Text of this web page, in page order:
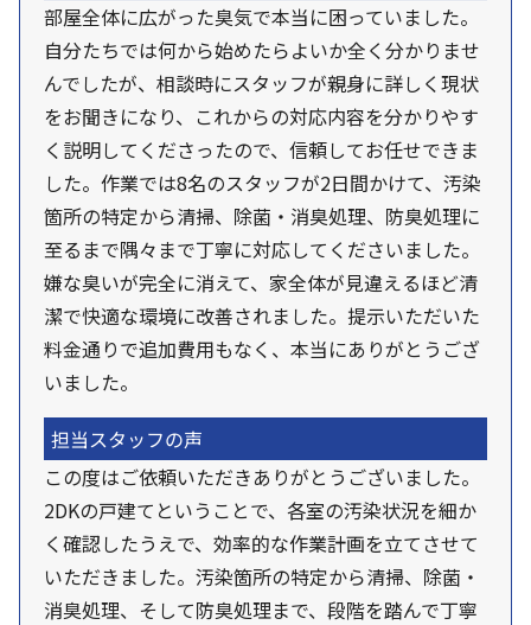
部屋全体に広がった臭気で本当に困っていました。
自分たちでは何から始めたらよいか全く分かりませ
んでしたが、相談時にスタッフが親身に詳しく現状
をお聞きになり、これからの対応内容を分かりやす
く説明してくださったので、信頼してお任せできま
した。作業では8名のスタッフが2日間かけて、汚染
箇所の特定から清掃、除菌・消臭処理、防臭処理に
至るまで隅々まで丁寧に対応してくださいました。
嫌な臭いが完全に消えて、家全体が見違えるほど清
潔で快適な環境に改善されました。提示いただいた
料金通りで追加費用もなく、本当にありがとうござ
いました。
担当スタッフの声
この度はご依頼いただきありがとうございました。
2DKの戸建てということで、各室の汚染状況を細か
く確認したうえで、効率的な作業計画を立てさせて
いただきました。汚染箇所の特定から清掃、除菌・
消臭処理、そして防臭処理まで、段階を踏んで丁寧